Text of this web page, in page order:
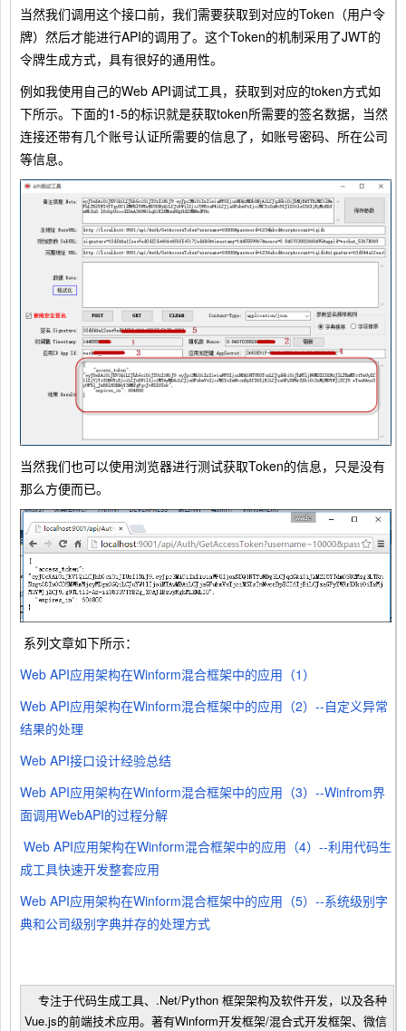
当然我们调用这个接口前，我们需要获取到对应的Token（用户令
牌）然后才能进行API的调用了。这个Token的机制采用了JWT的
令牌生成方式，具有很好的通用性。
例如我使用自己的Web API调试工具，获取到对应的token方式如
下所示。下面的1-5的标识就是获取token所需要的签名数据，当然
连接还带有几个账号认证所需要的信息了，如账号密码、所在公司
等信息。
当然我们也可以使用浏览器进行测试获取Token的信息，只是没有
那么方便而已。
系列文章如下所示：
Web API应用架构在Winform混合框架中的应用（1）
Web API应用架构在Winform混合框架中的应用（2）--自定义异常
结果的处理
Web API接口设计经验总结
Web API应用架构在Winform混合框架中的应用（3）--Winfrom界
面调用WebAPI的过程分解
Web API应用架构在Winform混合框架中的应用（4）--利用代码生
成工具快速开发整套应用
Web API应用架构在Winform混合框架中的应用（5）--系统级别字
典和公司级别字典并存的处理方式
专注于代码生成工具、.Net/Python 框架架构及软件开发，以及各种
Vue.js的前端技术应用。著有Winform开发框架/混合式开发框架、微信